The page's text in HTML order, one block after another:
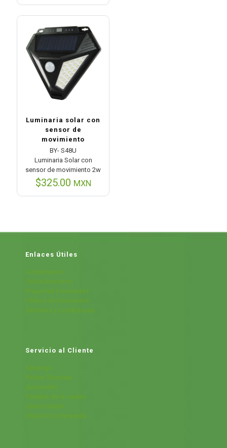
Luminaria solar con
sensor de
movimiento
BY- S48U
Luminaria Solar con
sensor de movimiento 2w
$325.00 MXN
Enlaces Útiles
Contáctanos
Sobre Nosotros
Preguntas Frecuentes
Política de Devolución
Términos y condiciones
Servicio al Cliente
Cátalogo
Fichas Técnicas
Sucursales
Detalles de la cuenta
Cerrar Sesión
Olvide mi contraseña